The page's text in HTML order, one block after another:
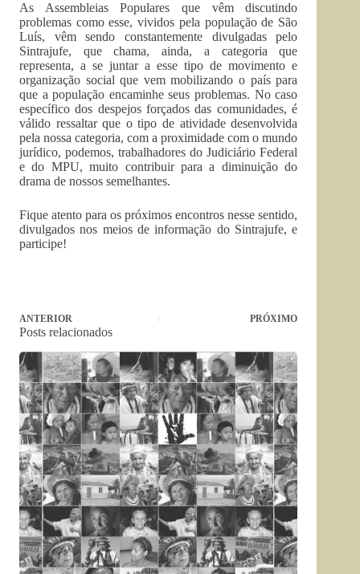
As Assembleias Populares que vêm discutindo
problemas como esse, vividos pela população de São
Luís, vêm sendo constantemente divulgadas pelo
Sintrajufe, que chama, ainda, a categoria que
representa, a se juntar a esse tipo de movimento e
organização social que vem mobilizando o país para
que a população encaminhe seus problemas. No caso
específico dos despejos forçados das comunidades, é
válido ressaltar que o tipo de atividade desenvolvida
pela nossa categoria, com a proximidade com o mundo
jurídico, podemos, trabalhadores do Judiciário Federal
e do MPU, muito contribuir para a diminuição do
drama de nossos semelhantes.
Fique atento para os próximos encontros nesse sentido,
divulgados nos meios de informação do Sintrajufe, e
participe!
ANTERIOR PRÓXIMO
Posts relacionados